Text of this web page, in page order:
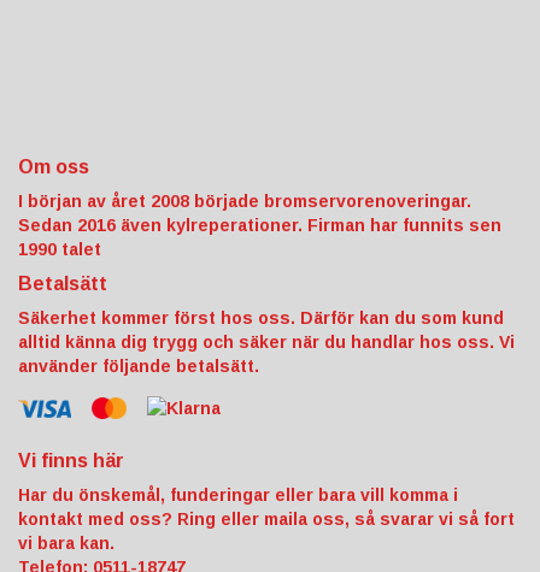
Om oss
I början av året 2008 började bromservorenoveringar.
Sedan 2016 även kylreperationer. Firman har funnits sen
1990 talet
Betalsätt
Säkerhet kommer först hos oss. Därför kan du som kund
alltid känna dig trygg och säker när du handlar hos oss. Vi
använder följande betalsätt.
Vi finns här
Har du önskemål, funderingar eller bara vill komma i
kontakt med oss? Ring eller maila oss, så svarar vi så fort
vi bara kan.
Telefon: 0511-18747